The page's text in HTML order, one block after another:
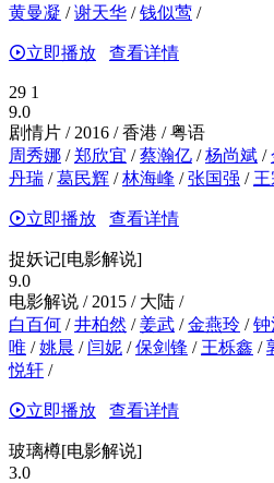
黄曼凝 /谢天华 /钱似莺 /
立即播放 查看详情
29 1
9.0
剧情片 / 2016 / 香港 / 粤语
周秀娜 /郑欣宜 /蔡瀚亿 /杨尚斌 /
丹瑞 /葛民辉 /林海峰 /张国强 /
立即播放 查看详情
捉妖记[电影解说]
9.0
电影解说 / 2015 / 大陆 /
白百何 /井柏然 /姜武 /金燕玲 /钟
唯 /姚晨 / 闫妮 /保剑锋 / 王栎鑫 /
悦轩 /
立即播放 查看详情
玻璃樽[电影解说]
3.0